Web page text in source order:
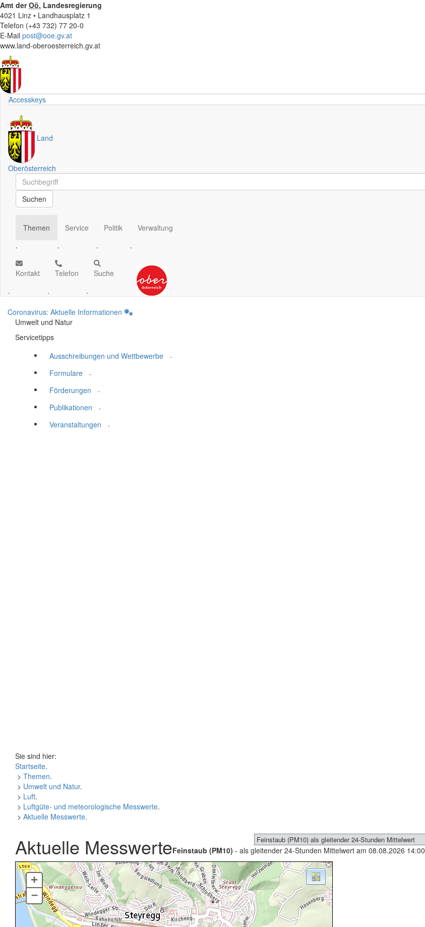
Amt derOö. Landesregierung
4021 Linz • Landhausplatz 1
Telefon (+43 732) 77 20-0
E-Mail post@ooe.gv.at
www.land-oberoesterreich.gv.at
Accesskeys
Land
Oberösterreich
Schnellsuche
Schnellsuche
Suchen
Themen
.
Service
.
Politik
.
Verwaltung
.
Kontakt
.
Telefon
.
Suche
.
Coronavirus: Aktuelle Informationen
Umwelt und Natur
Servicetipps
Ausschreibungen und Wettbewerbe
.
Formulare
.
Förderungen
.
Publikationen
.
Veranstaltungen
.
Sie sind hier:
Startseite.
> Themen.
> Umwelt und Natur.
> Luft.
> Luftgüte- und meteorologische Messwerte.
> Aktuelle Messwerte.
Aktuelle MesswerteFeinstaub (PM10) - als gleitender 24-Stunden Mittelwert am 08.08.2026 14:00
+
–